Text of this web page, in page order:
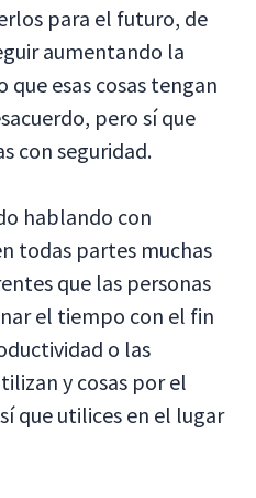
para el futuro, de
aumentando la
que esas cosas tengan
pero sí que
con seguridad.
hablando con
todas partes muchas
que las personas
el tiempo con el fin
o las
y cosas por el
que utilices en el lugar